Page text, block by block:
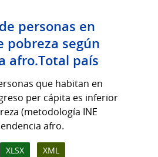
personas en
pobreza según
afro.Total país
que habitan en
per cápita es inferior
(metodología INE
afro.
XLSX XML